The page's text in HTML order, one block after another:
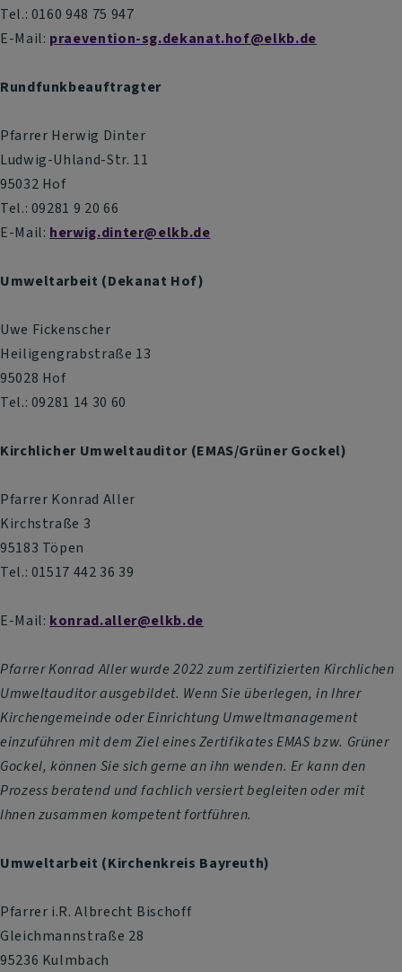
Tel.: 0160 948 75 947
E-Mail: praevention-sg.dekanat.hof@elkb.de
Rundfunkbeauftragter
Pfarrer Herwig Dinter
Ludwig-Uhland-Str. 11
95032 Hof
Tel.: 09281 9 20 66
E-Mail: herwig.dinter@elkb.de
Umweltarbeit (Dekanat Hof)
Uwe Fickenscher
Heiligengrabstraße 13
95028 Hof
Tel.: 09281 14 30 60
Kirchlicher Umweltauditor (EMAS/Grüner Gockel)
Pfarrer Konrad Aller
Kirchstraße 3
95183 Töpen
Tel.: 01517 442 36 39
E-Mail: konrad.aller@elkb.de
Pfarrer Konrad Aller wurde 2022 zum zertifizierten Kirchlichen
Umweltauditor ausgebildet. Wenn Sie überlegen, in Ihrer
Kirchengemeinde oder Einrichtung Umweltmanagement
einzuführen mit dem Ziel eines Zertifikates EMAS bzw. Grüner
Gockel, können Sie sich gerne an ihn wenden. Er kann den
Prozess beratend und fachlich versiert begleiten oder mit
Ihnen zusammen kompetent fortführen.
Umweltarbeit (Kirchenkreis Bayreuth)
Pfarrer i.R. Albrecht Bischoff
Gleichmannstraße 28
95236 Kulmbach